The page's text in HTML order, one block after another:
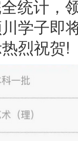
统计，
学子即
烈祝贺!